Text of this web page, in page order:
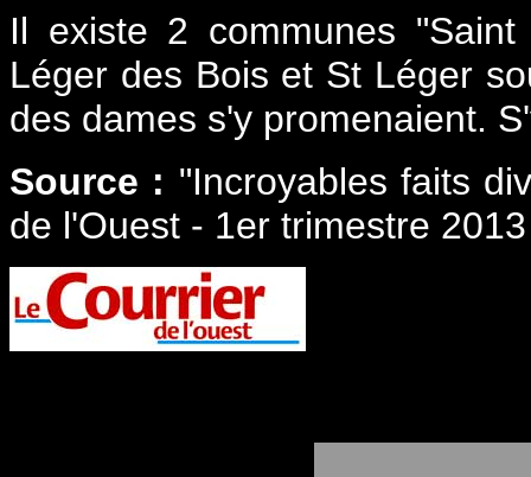
Il existe 2 communes
Léger des Bois et St Léger
des dames s'y promenaient.
Source : "Incroyables faits
de l'Ouest - 1er trimestre 2013